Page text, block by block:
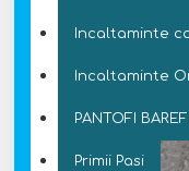
Incaltaminte
Incaltaminte
PANTOFI
Primii Pasi